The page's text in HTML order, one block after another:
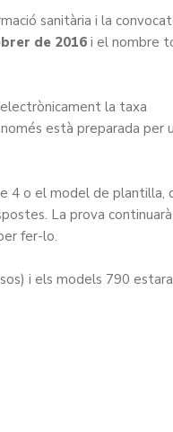
sanitària i la
de 2016 i el nombre
la taxa
està preparada per
4 o el model de plantilla,
La prova continuarà
fer-lo.
i els models 790